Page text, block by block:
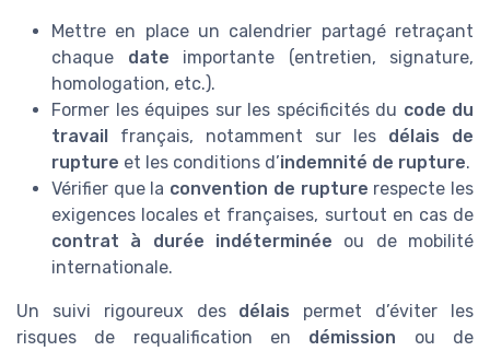
Mettre en place un calendrier partagé retraçant
chaque date importante (entretien, signature,
homologation, etc.).
Former les équipes sur les spécificités du code du
travail français, notamment sur les délais de
rupture et les conditions d’indemnité de rupture.
Vérifier que la convention de rupture respecte les
exigences locales et françaises, surtout en cas de
contrat à durée indéterminée ou de mobilité
internationale.
Un suivi rigoureux des délais permet d’éviter les
risques de requalification en démission ou de